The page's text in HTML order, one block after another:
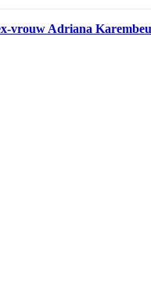
vrouw Adriana Karembeu